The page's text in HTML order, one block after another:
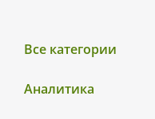
Все категории
Аналитика